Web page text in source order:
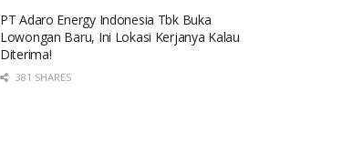
PT Adaro Energy Indonesia Tbk Buka
Lowongan Baru, Ini Lokasi Kerjanya Kalau
Diterima!
381 SHARES